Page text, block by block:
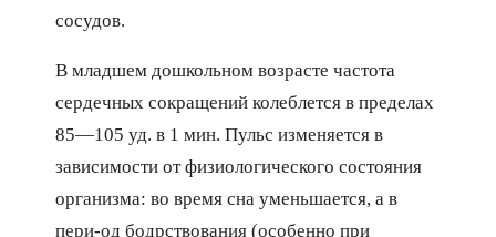
сосудов.
В младшем дошкольном возрасте частота
сердечных сокращений колеблется в пределах
85—105 уд. в 1 мин. Пульс изменяется в
зависимости от физиологического состояния
организма: во время сна уменьшается, а в
пери-од бодрствования (особенно при